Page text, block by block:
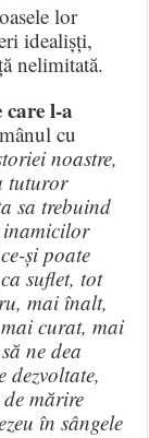
lor
idealișți,
nelimitată.
l-a
cu
noastre,
tuturor
sa trebuind
inamicilor
și poate
suflet, tot
mai înalt,
curat, mai
ne dea
dezvoltate,
mărire
în sângele